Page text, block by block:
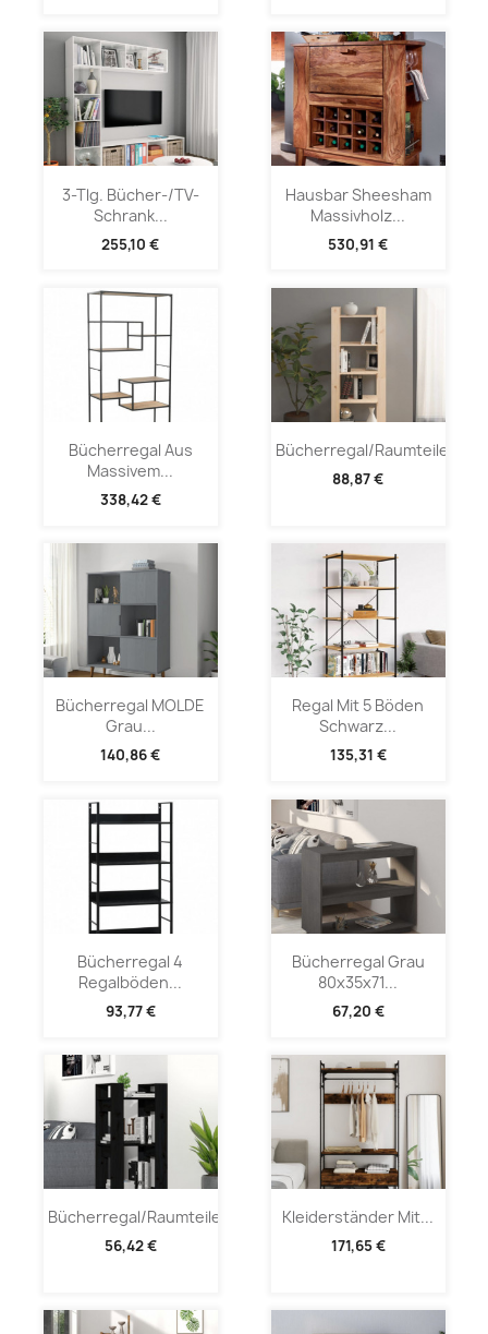
3-Tlg. Bücher-/TV-
Schrank...
255,10 €
Hausbar Sheesham
Massivholz...
530,91 €
Bücherregal Aus
Massivem...
338,42 €
Bücherregal/Raumteiler...
88,87 €
Bücherregal MOLDE
Grau...
140,86 €
Regal Mit 5 Böden
Schwarz...
135,31 €
Bücherregal 4
Regalböden...
93,77 €
Bücherregal Grau
80x35x71...
67,20 €
Bücherregal/Raumteiler...
56,42 €
Kleiderständer Mit...
171,65 €